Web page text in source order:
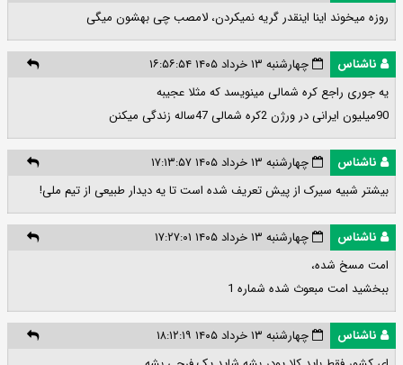
روزه میخوند اینا اینقدر گریه نمیکردن، لامصب چی بهشون میگی
ناشناس
چهارشنبه ۱۳ خرداد ۱۴۰۵ ۱۶:۵۶:۵۴
یه جوری راجع کره شمالی مینویسد که مثلا عجیبه
90میلیون ایرانی در ورژن 2کره شمالی 47ساله زندگی میکنن
ناشناس
چهارشنبه ۱۳ خرداد ۱۴۰۵ ۱۷:۱۳:۵۷
بیشتر شبیه سیرک از پیش تعریف شده است تا یه دیدار طبیعی از تیم ملی!
ناشناس
چهارشنبه ۱۳ خرداد ۱۴۰۵ ۱۷:۲۷:۰۱
امت مسخ شده،
ببخشید امت مبعوث شده شماره 1
ناشناس
چهارشنبه ۱۳ خرداد ۱۴۰۵ ۱۸:۱۲:۱۹